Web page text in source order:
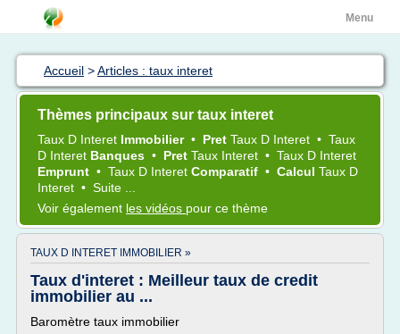
Menu
Accueil >Articles : taux interet
Thèmes principaux sur taux interet
Taux D Interet Immobilier • Pret Taux D Interet • Taux
D Interet Banques • Pret Taux Interet • Taux D Interet
Emprunt • Taux D Interet Comparatif • Calcul Taux D
Interet • Suite ...
Voir également les vidéos pour ce thème
TAUX D INTERET IMMOBILIER »
Taux d'interet : Meilleur taux de credit
immobilier au ...
Baromètre taux immobilier